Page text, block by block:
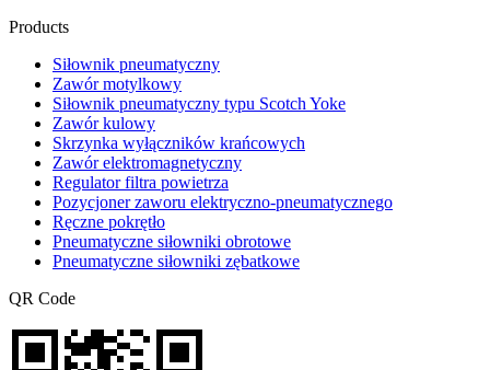
Products
Siłownik pneumatyczny
Zawór motylkowy
Siłownik pneumatyczny typu Scotch Yoke
Zawór kulowy
Skrzynka wyłączników krańcowych
Zawór elektromagnetyczny
Regulator filtra powietrza
Pozycjoner zaworu elektryczno-pneumatycznego
Ręczne pokrętło
Pneumatyczne siłowniki obrotowe
Pneumatyczne siłowniki zębatkowe
QR Code